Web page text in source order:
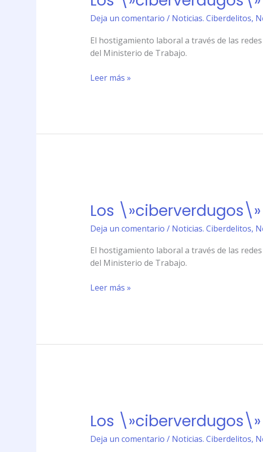
Deja un comentario / Noticias. Ciberdelitos,
El hostigamiento laboral a través de las
del Ministerio de Trabajo.
la
oficina
Leer más »
Los
Deja un comentario / Noticias. Ciberdelitos,
El hostigamiento laboral a través de las
del Ministerio de Trabajo.
llegan
la
oficina
Leer más »
Los
Deja un comentario / Noticias. Ciberdelitos,
llegan
la